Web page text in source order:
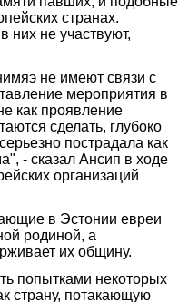
странах.
них не участвуют,
не имеют связи с
мероприятия в
как проявление
сделать, глубоко
пострадала как
- сказал Ансип в ходе
организаций
в Эстонии евреи
родиной, а
их общину.
попытками некоторых
страну, потакающую